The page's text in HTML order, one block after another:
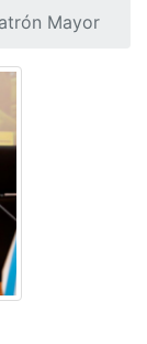
Mayor